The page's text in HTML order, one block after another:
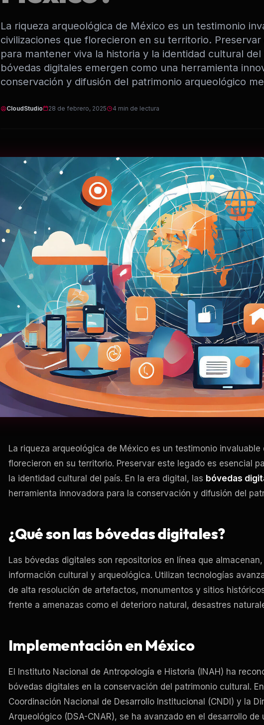
Análisis de Datos
Ver todos los servicios
La riqueza arqueológica de México es un testimonio
civilizaciones que florecieron en su territorio.
para mantener viva la historia y la identidad cultural
bóvedas digitales emergen como una herramienta
conservación y difusión del patrimonio arqueológico
CloudStudio 28 de febrero, 2025 4 min de lectura
La riqueza arqueológica de México es un testimonio
florecieron en su territorio. Preservar este legado es esencial
la identidad cultural del país. En la era digital, las bóvedas
herramienta innovadora para la conservación y difusión del
¿Qué son las bóvedas digitales?
Las bóvedas digitales son repositorios en línea que
información cultural y arqueológica. Utilizan tecnologías
de alta resolución de artefactos, monumentos y sitios
frente a amenazas como el deterioro natural, desastres
Implementación en México
El Instituto Nacional de Antropología e Historia (INAH) ha
bóvedas digitales en la conservación del patrimonio cultural.
Coordinación Nacional de Desarrollo Institucional (CNDI) y la
Arqueológico (DSA-CNAR), se ha avanzado en el desarrollo